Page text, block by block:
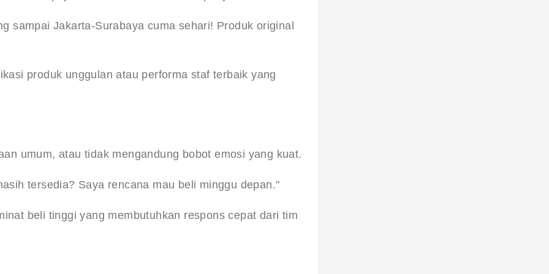
sampai Jakarta-Surabaya cuma sehari! Produk original
produk unggulan atau performa staf terbaik yang
umum, atau tidak mengandung bobot emosi yang kuat.
tersedia? Saya rencana mau beli minggu depan."
beli tinggi yang membutuhkan respons cepat dari tim